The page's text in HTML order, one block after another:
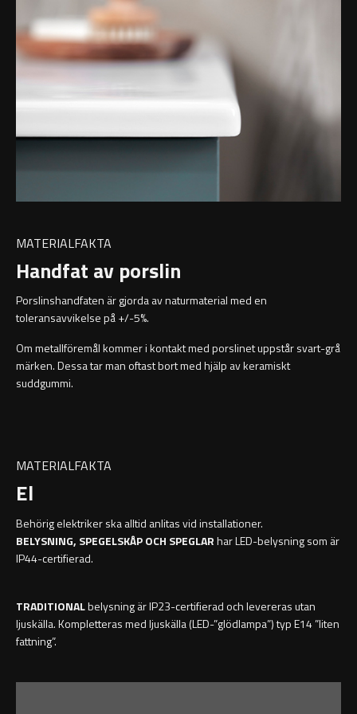
MATERIALFAKTA
Handfat av porslin
Porslinshandfaten är gjorda av naturmaterial med en
toleransavvikelse på +/-5%.
Om metallföremål kommer i kontakt med porslinet uppstår svart-grå
märken. Dessa tar man oftast bort med hjälp av keramiskt
suddgummi.
MATERIALFAKTA
El
Behörig elektriker ska alltid anlitas vid installationer.
BELYSNING, SPEGELSKÅP OCH SPEGLARhar LED-belysning som är
IP44-certifierad.
TRADITIONALbelysning är IP23-certifierad och levereras utan
ljuskälla. Kompletteras med ljuskälla (LED-”glödlampa”) typ E14 ”liten
fattning”.